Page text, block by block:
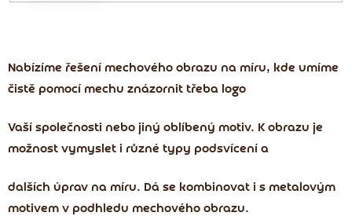
Nabízíme řešení mechového obrazu na míru, kde umíme
čistě pomocí mechu znázornit třeba logo
Vaší společnosti nebo jiný oblíbený motiv. K obrazu je
možnost vymyslet i různé typy podsvícení a
dalších úprav na míru. Dá se kombinovat i s metalovým
motivem v podhledu mechového obrazu.